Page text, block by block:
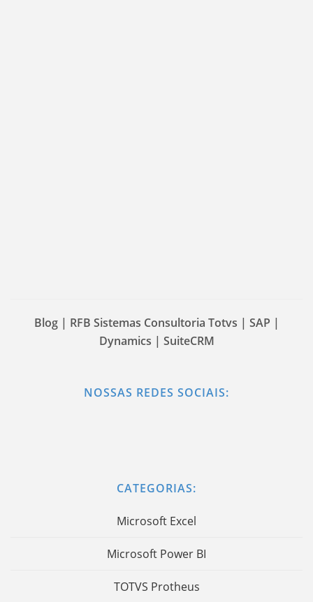
Blog | RFB Sistemas Consultoria Totvs | SAP |
Dynamics | SuiteCRM
NOSSAS REDES SOCIAIS:
CATEGORIAS:
Microsoft Excel
Microsoft Power BI
TOTVS Protheus